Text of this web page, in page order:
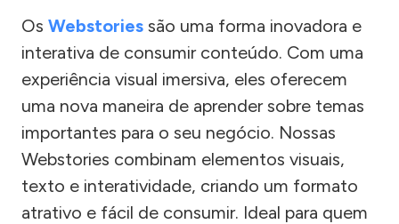
Os Webstories são uma forma inovadora e
interativa de consumir conteúdo. Com uma
experiência visual imersiva, eles oferecem
uma nova maneira de aprender sobre temas
importantes para o seu negócio. Nossas
Webstories combinam elementos visuais,
texto e interatividade, criando um formato
atrativo e fácil de consumir. Ideal para quem